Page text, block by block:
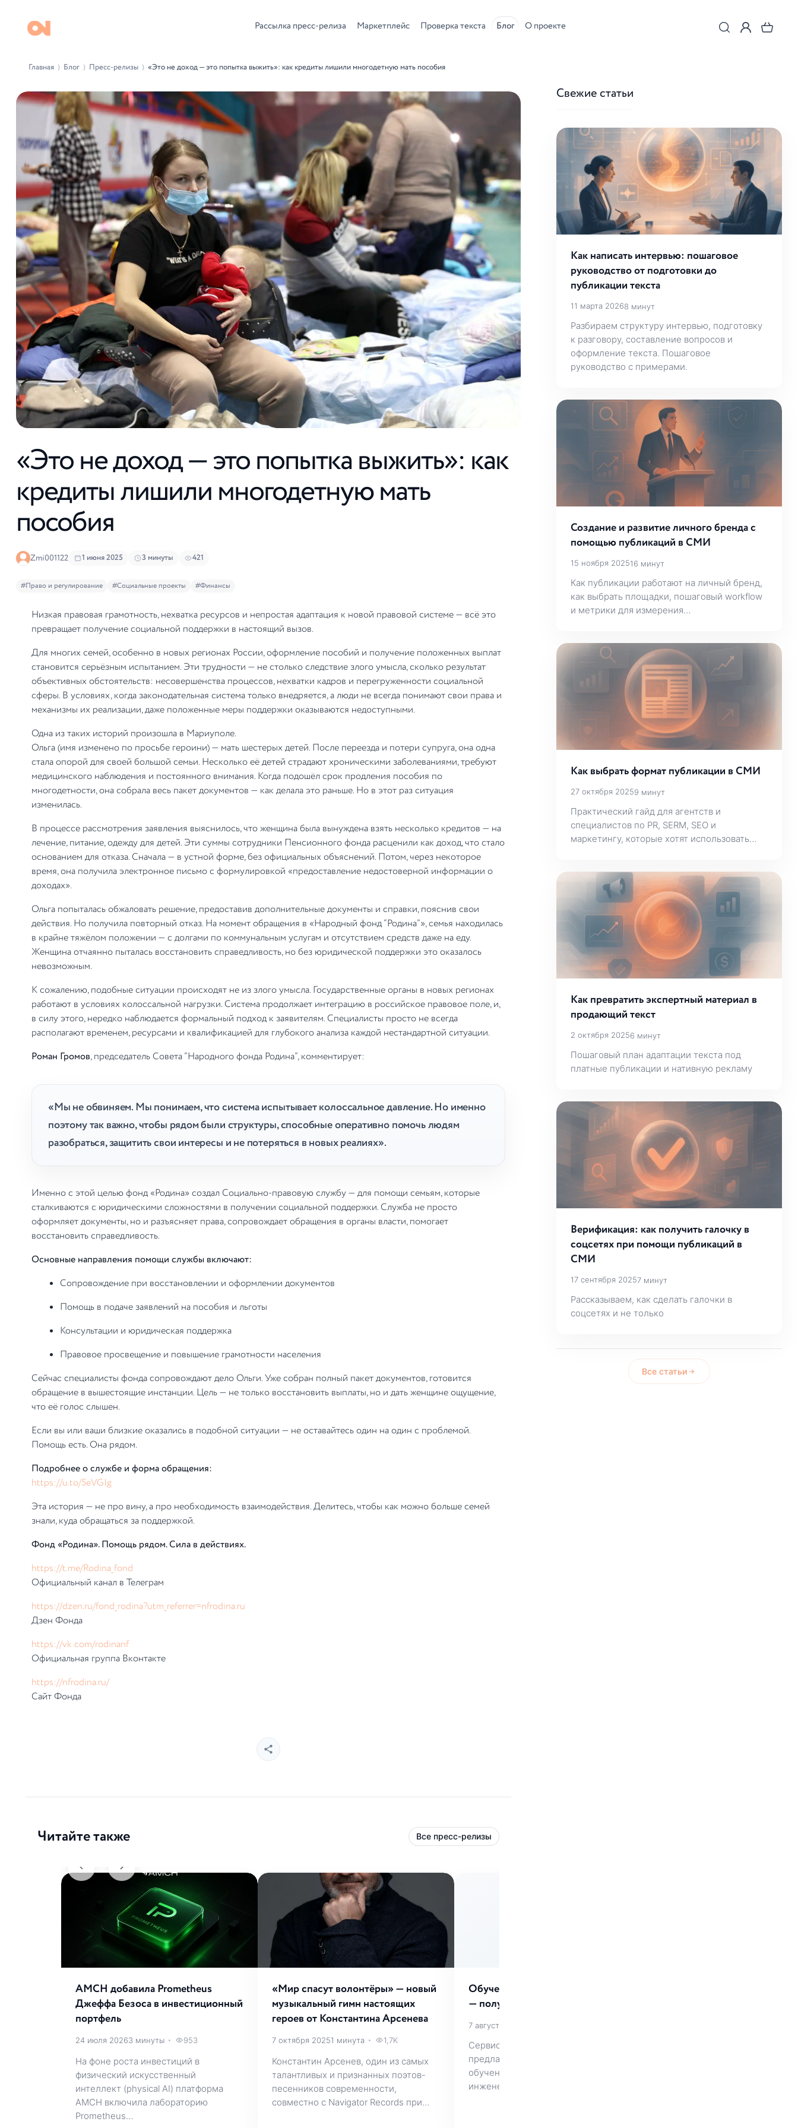
Рассылка пресс-релиза Маркетплейс Проверка текста Блог О проекте
Главная ⟩ Блог ⟩ Пресс-релизы ⟩ «Это не доход — это попытка выжить»: как кредиты лишили многодетную мать пособия
«Это не доход — это попытка выжить»: как
кредиты лишили многодетную мать
пособия
Zmi001122 1 июня 2025 3 минуты 421
#Право и регулирование #Социальные проекты #Финансы
Низкая правовая грамотность, нехватка ресурсов и непростая адаптация к новой правовой системе — всё это
превращает получение социальной поддержки в настоящий вызов.
Для многих семей, особенно в новых регионах России, оформление пособий и получение положенных выплат
становится серьёзным испытанием. Эти трудности — не столько следствие злого умысла, сколько результат
объективных обстоятельств: несовершенства процессов, нехватки кадров и перегруженности социальной
сферы. В условиях, когда законодательная система только внедряется, а люди не всегда понимают свои права и
механизмы их реализации, даже положенные меры поддержки оказываются недоступными.
Одна из таких историй произошла в Мариуполе.
Ольга (имя изменено по просьбе героини) — мать шестерых детей. После переезда и потери супруга, она одна
стала опорой для своей большой семьи. Несколько её детей страдают хроническими заболеваниями, требуют
медицинского наблюдения и постоянного внимания. Когда подошёл срок продления пособия по
многодетности, она собрала весь пакет документов — как делала это раньше. Но в этот раз ситуация
изменилась.
В процессе рассмотрения заявления выяснилось, что женщина была вынуждена взять несколько кредитов — на
лечение, питание, одежду для детей. Эти суммы сотрудники Пенсионного фонда расценили как доход, что стало
основанием для отказа. Сначала — в устной форме, без официальных объяснений. Потом, через некоторое
время, она получила электронное письмо с формулировкой «предоставление недостоверной информации о
доходах».
Ольга попыталась обжаловать решение, предоставив дополнительные документы и справки, пояснив свои
действия. Но получила повторный отказ. На момент обращения в «Народный фонд “Родина”», семья находилась
в крайне тяжёлом положении — с долгами по коммунальным услугам и отсутствием средств даже на еду.
Женщина отчаянно пыталась восстановить справедливость, но без юридической поддержки это оказалось
невозможным.
К сожалению, подобные ситуации происходят не из злого умысла. Государственные органы в новых регионах
работают в условиях колоссальной нагрузки. Система продолжает интеграцию в российское правовое поле, и,
в силу этого, нередко наблюдается формальный подход к заявителям. Специалисты просто не всегда
располагают временем, ресурсами и квалификацией для глубокого анализа каждой нестандартной ситуации.
Роман Громов, председатель Совета “Народного фонда Родина”, комментирует:
«Мы не обвиняем. Мы понимаем, что система испытывает колоссальное давление. Но именно
поэтому так важно, чтобы рядом были структуры, способные оперативно помочь людям
разобраться, защитить свои интересы и не потеряться в новых реалиях».
Именно с этой целью фонд «Родина» создал Социально-правовую службу — для помощи семьям, которые
сталкиваются с юридическими сложностями в получении социальной поддержки. Служба не просто
оформляет документы, но и разъясняет права, сопровождает обращения в органы власти, помогает
восстановить справедливость.
Основные направления помощи службы включают:
Сопровождение при восстановлении и оформлении документов
Помощь в подаче заявлений на пособия и льготы
Консультации и юридическая поддержка
Правовое просвещение и повышение грамотности населения
Сейчас специалисты фонда сопровождают дело Ольги. Уже собран полный пакет документов, готовится
обращение в вышестоящие инстанции. Цель — не только восстановить выплаты, но и дать женщине ощущение,
что её голос слышен.
Если вы или ваши близкие оказались в подобной ситуации — не оставайтесь один на один с проблемой.
Помощь есть. Она рядом.
Подробнее о службе и форма обращения:
https://u.to/5eVGIg
Эта история — не про вину, а про необходимость взаимодействия. Делитесь, чтобы как можно больше семей
знали, куда обращаться за поддержкой.
Фонд «Родина». Помощь рядом. Сила в действиях.
https://t.me/Rodina_fond
Официальный канал в Телеграм
https://dzen.ru/fond_rodina?utm_referrer=nfrodina.ru
Дзен Фонда
https://vk.com/rodinanf
Официальная группа Вконтакте
https://nfrodina.ru/
Сайт Фонда
Читайте также Все пресс-релизы
AMCH добавила Prometheus
Джеффа Безоса в инвестиционный
портфель
24 июля 20263 минуты • 953
На фоне роста инвестиций в
физический искусственный
интеллект (physical AI) платформа
AMCH включила лабораторию
Prometheus…
«Мир спасут волонтёры» — новый
музыкальный гимн настоящих
героев от Константина Арсенева
7 октября 20251 минута • 1,7K
Константин Арсенев, один из самых
талантливых и признанных поэтов-
песенников современности,
совместно с Navigator Records при…
Обучение на сервисного инженера
— получение новой профессии.
7 августа 2024
Сервисный центр «Мастер Рядом»
предлагает всем желающим пройти
обучение по профессии сервисного
инженера. За время…
Свежие статьи
Как написать интервью: пошаговое
руководство от подготовки до
публикации текста
11 марта 20268 минут
Разбираем структуру интервью, подготовку
к разговору, составление вопросов и
оформление текста. Пошаговое
руководство с примерами.
Создание и развитие личного бренда с
помощью публикаций в СМИ
15 ноября 202516 минут
Как публикации работают на личный бренд,
как выбрать площадки, пошаговый workflow
и метрики для измерения…
Как выбрать формат публикации в СМИ
27 октября 20259 минут
Практический гайд для агентств и
специалистов по PR, SERM, SEO и
маркетингу, которые хотят использовать…
Как превратить экспертный материал в
продающий текст
2 октября 20256 минут
Пошаговый план адаптации текста под
платные публикации и нативную рекламу
Верификация: как получить галочку в
соцсетях при помощи публикаций в
СМИ
17 сентября 20257 минут
Рассказываем, как сделать галочки в
соцсетях и не только
Все статьи